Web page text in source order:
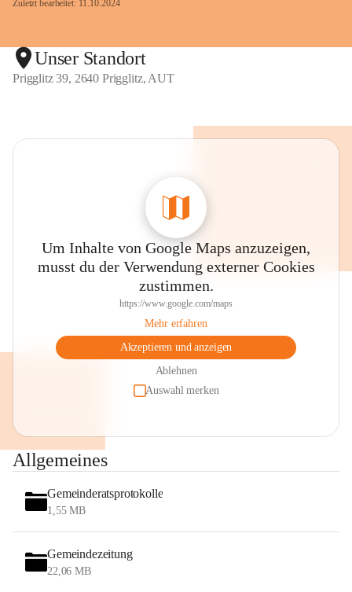
Zuletzt bearbeitet: 11.10.2024
Unser Standort
Prigglitz 39, 2640 Prigglitz, AUT
Um Inhalte von Google Maps anzuzeigen,
musst du der Verwendung externer Cookies
zustimmen.
https://www.google.com/maps
Mehr erfahren
Akzeptieren und anzeigen
Ablehnen
Auswahl merken
Allgemeines
Gemeinderatsprotokolle
1,55 MB
Gemeindezeitung
22,06 MB